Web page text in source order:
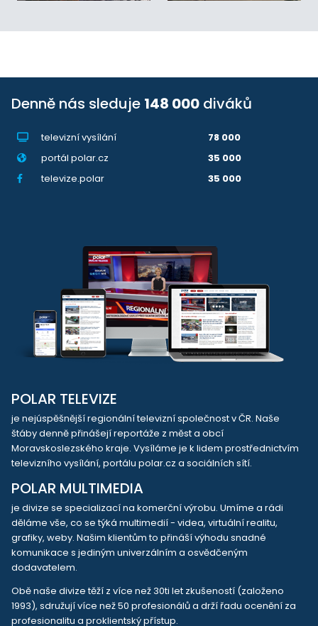
Denně nás sleduje 148 000 diváků
televizní vysílání
78 000
portál polar.cz
35 000
televize.polar
35 000
POLAR TELEVIZE
je nejúspěšnější regionální televizní společnost v ČR. Naše
štáby denně přinášejí reportáže z měst a obcí
Moravskoslezského kraje. Vysíláme je k lidem prostřednictvím
televizního vysílání, portálu polar.cz a sociálních sítí.
POLAR MULTIMEDIA
je divize se specializací na komerční výrobu. Umíme a rádi
děláme vše, co se týká multimedií - videa, virtuální realitu,
grafiky, weby. Našim klientům to přináší výhodu snadné
komunikace s jediným univerzálním a osvědčeným
dodavatelem.
Obě naše divize těží z více než 30ti let zkušeností (založeno
1993), sdružují více než 50 profesionálů a drží řadu ocenění za
profesionalitu a proklientský přístup.